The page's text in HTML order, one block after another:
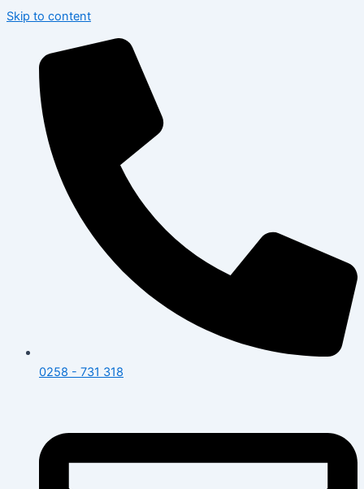
Skip to content
0258 - 731 318